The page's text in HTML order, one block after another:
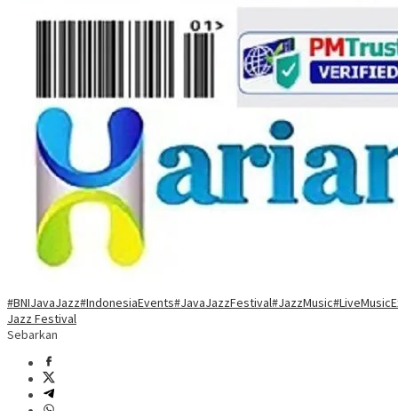
#BNIJavaJazz#IndonesiaEvents#JavaJazzFestival#JazzMusic
Jazz Festival
Sebarkan